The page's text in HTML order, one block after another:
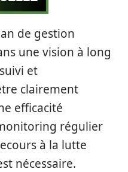
de gestion
une vision à long
et
clairement
efficacité
régulier
à la lutte
nécessaire.